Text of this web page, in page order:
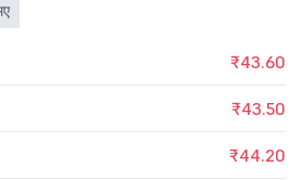
₹43.60
₹43.50
₹44.20